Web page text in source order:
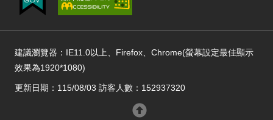
建議瀏覽器：IE11.0以上、Firefox、Chrome(螢幕設定最佳顯示
效果為1920*1080)
更新日期：115/08/03 訪客人數：152937320
回頂部